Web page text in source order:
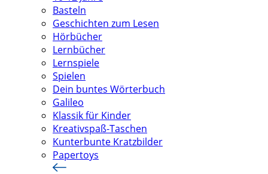
Basteln
Geschichten zum Lesen
Hörbücher
Lernbücher
Lernspiele
Spielen
Dein buntes Wörterbuch
Galileo
Klassik für Kinder
Kreativspaß-Taschen
Kunterbunte Kratzbilder
Papertoys